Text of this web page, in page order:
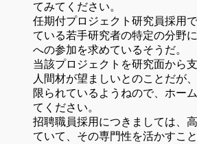
てみてください。
任期付プロジェクト研究員採用
ている若手研究者の特定の分野
への参加を求めているそうだ。
当該プロジェクトを研究面から
人間材が望ましいとのことだが
限られているようねので、ホー
てください。
招聘職員採用につきましては、
ていて、その専門性を活かすこ